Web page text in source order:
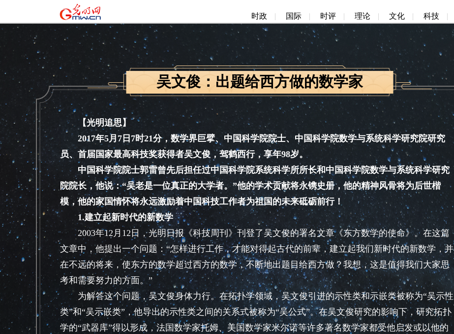
时政 | 国际 | 时评 | 理论 | 文化 | 科技 |
吴文俊：出题给西方做的数学家
【光明追思】
2017年5月7日7时21分，数学界巨擘、中国科学院院士、中国科学院数学与系统科学研究院研究
员、首届国家最高科技奖获得者吴文俊，驾鹤西行，享年98岁。
中国科学院院士郭雷曾先后担任过中国科学院系统科学所所长和中国科学院数学与系统科学研究
院院长，他说：“吴老是一位真正的大学者。”他的学术贡献将永镌史册，他的精神风骨将为后世楷
模，他的家国情怀将永远激励着中国科技工作者为祖国的未来砥砺前行！
1.建立起新时代的新数学
2003年12月12日，光明日报《科技周刊》刊登了吴文俊的署名文章《东方数学的使命》。在这篇
文章中，他提出一个问题：“怎样进行工作，才能对得起古代的前辈，建立起我们新时代的新数学，并
在不远的将来，使东方的数学超过西方的数学，不断地出题目给西方做？我想，这是值得我们大家思
考和需要努力的方面。”
为解答这个问题，吴文俊身体力行。在拓扑学领域，吴文俊引进的示性类和示嵌类被称为“吴示性
类”和“吴示嵌类”，他导出的示性类之间的关系式被称为“吴公式”。在吴文俊研究的影响下，研究拓扑
学的“武器库”得以形成，法国数学家托姆、美国数学家米尔诺等许多著名数学家都受他启发或以他的